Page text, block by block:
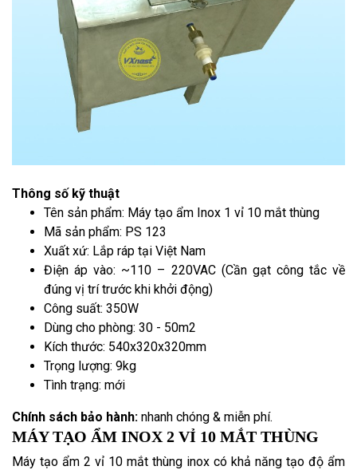
Thông số kỹ thuật
Tên sản phẩm: Máy tạo ẩm Inox 1 vỉ 10 mắt thùng
Mã sản phẩm: PS 123
Xuất xứ: Lắp ráp tại Việt Nam
Điện áp vào: ~110 – 220VAC (Cần gạt công tắc về
đúng vị trí trước khi khởi động)
Công suất: 350W
Dùng cho phòng: 30 - 50m2
Kích thước: 540x320x320mm
Trọng lượng: 9kg
Tình trạng: mới
Chính sách bảo hành: nhanh chóng & miễn phí.
MÁY TẠO ẨM INOX 2 VỈ 10 MẮT THÙNG
Máy tạo ẩm 2 vỉ 10 mắt thùng inox có khả năng tạo độ ẩm